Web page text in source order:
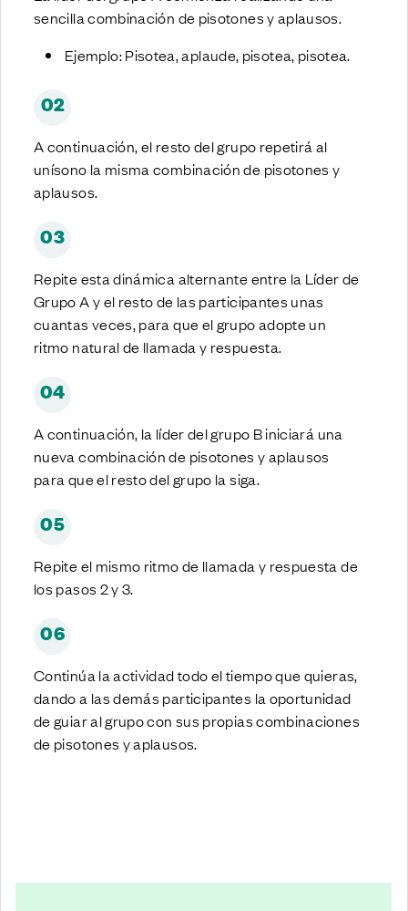
sencilla combinación de pisotones y aplausos.
Ejemplo: Pisotea, aplaude, pisotea, pisotea.
02
A continuación, el resto del grupo repetirá al
unísono la misma combinación de pisotones y
aplausos.
03
Repite esta dinámica alternante entre la Líder de
Grupo A y el resto de las participantes unas
cuantas veces, para que el grupo adopte un
ritmo natural de llamada y respuesta.
04
A continuación, la líder del grupo B iniciará una
nueva combinación de pisotones y aplausos
para que el resto del grupo la siga.
05
Repite el mismo ritmo de llamada y respuesta de
los pasos 2 y 3.
06
Continúa la actividad todo el tiempo que quieras,
dando a las demás participantes la oportunidad
de guiar al grupo con sus propias combinaciones
de pisotones y aplausos.